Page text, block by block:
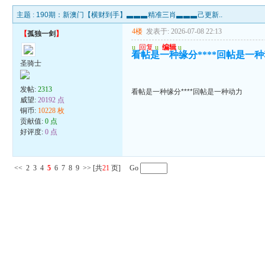
主题 : 190期：新澳门【横财到手】▃▃▃精准三肖▃▃▃己更新..
【孤独一剑 】
圣骑士
发帖:2313
威望:20192 点
铜币: 10228 枚
贡献值:0 点
好评度:0 点
4楼 发表于: 2026-07-08 22:13
u 回复 u 编辑 u
看帖是一种缘分****回帖是一种
看帖是一种缘分****回帖是一种动力
<< 2 3 4 5 6 7 8 9 >> [共21 页] Go